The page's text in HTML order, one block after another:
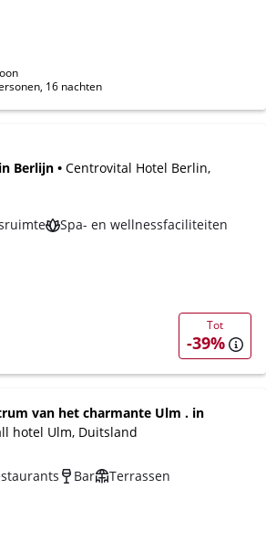
16 nachten
Berlijn • Centrovital Hotel Berlin,
Spa- en wellnessfaciliteiten
Tot
-39%
van het charmante Ulm . in
hotel Ulm, Duitsland
Bar Terrassen